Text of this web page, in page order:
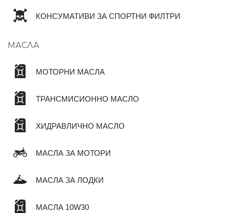
КОНСУМАТИВИ ЗА СПОРТНИ ФИЛТРИ
МАСЛА
МОТОРНИ МАСЛА
ТРАНСМИСИОННО МАСЛО
ХИДРАВЛИЧНО МАСЛО
МАСЛА ЗА МОТОРИ
МАСЛА ЗА ЛОДКИ
МАСЛА 10W30